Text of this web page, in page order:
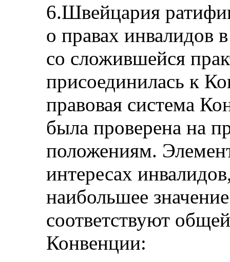
6.Швейцария
о правах инвалидов
со сложившейся
присоединилась к
правовая система
была проверена на
положениям.
интересах
наибольшее
соответствуют
Конвенции: